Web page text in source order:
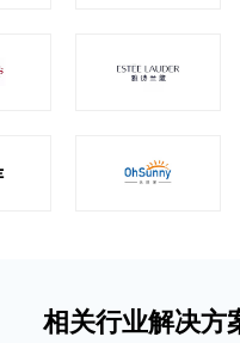
相关行业解决方